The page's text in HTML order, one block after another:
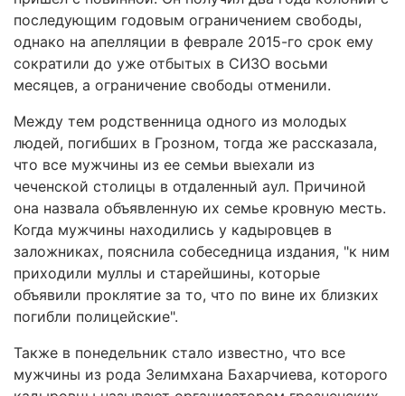
последующим годовым ограничением свободы,
однако на апелляции в феврале 2015-го срок ему
сократили до уже отбытых в СИЗО восьми
месяцев, а ограничение свободы отменили.
Между тем родственница одного из молодых
людей, погибших в Грозном, тогда же рассказала,
что все мужчины из ее семьи выехали из
чеченской столицы в отдаленный аул. Причиной
она назвала объявленную их семье кровную месть.
Когда мужчины находились у кадыровцев в
заложниках, пояснила собеседница издания, "к ним
приходили муллы и старейшины, которые
объявили проклятие за то, что по вине их близких
погибли полицейские".
Также в понедельник стало известно, что все
мужчины из рода Зелимхана Бахарчиева, которого